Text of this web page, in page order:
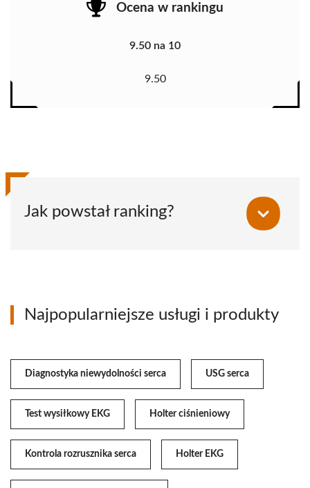
Ocena w rankingu
9.50 na 10
9.50
Jak powstał ranking?
Najpopularniejsze usługi i produkty
Diagnostyka niewydolności serca USG serca
Test wysiłkowy EKG Holter ciśnieniowy
Kontrola rozrusznika serca Holter EKG